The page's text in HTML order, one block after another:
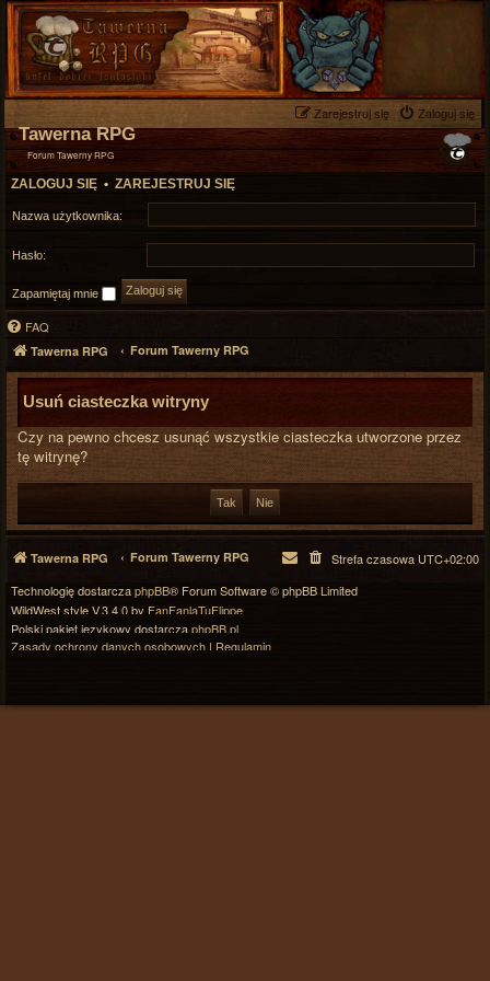
Zaloguj się
Zarejestruj się
Tawerna RPG
Forum Tawerny RPG
ZALOGUJ SIĘ • ZAREJESTRUJ SIĘ
Nazwa użytkownika:
Hasło:
Zapamiętaj mnie
FAQ
Tawerna RPG Forum Tawerny RPG
Usuń ciasteczka witryny
Czy na pewno chcesz usunąć wszystkie ciasteczka utworzone przez
tę witrynę?
Tawerna RPG Forum Tawerny RPG Strefa czasowa UTC+02:00
Technologię dostarczaphpBB® Forum Software © phpBB Limited
WildWest style V.3.4.0 by FanFanlaTuFlippe
Polski pakiet językowy dostarczaphpBB.pl
Zasady ochrony danych osobowych | Regulamin